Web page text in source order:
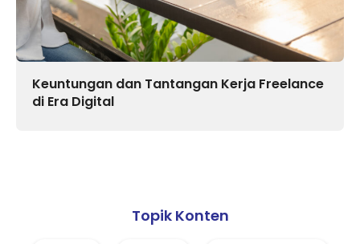
Keuntungan dan Tantangan Kerja Freelance
di Era Digital
Topik Konten